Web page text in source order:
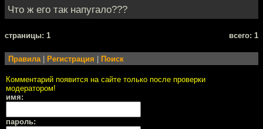
Что ж его так напугало???
cтраницы: 1 всего: 1
Правила Регистрация Поиск
Комментарий появится на сайте только после проверки
модератором!
имя:
пароль: